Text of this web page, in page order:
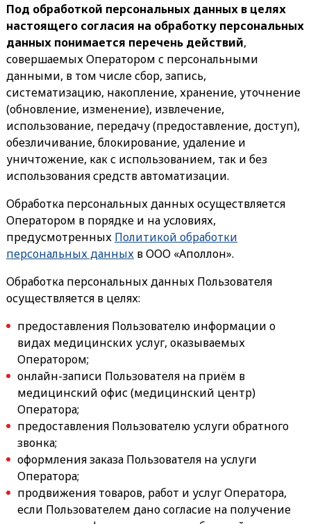
Под обработкой персональных данных в целях
настоящего согласия на обработку персональных
данных понимается перечень действий,
совершаемых Оператором с персональными
данными, в том числе сбор, запись,
систематизацию, накопление, хранение, уточнение
(обновление, изменение), извлечение,
использование, передачу (предоставление, доступ),
обезличивание, блокирование, удаление и
уничтожение, как с использованием, так и без
использования средств автоматизации.
Обработка персональных данных осуществляется
Оператором в порядке и на условиях,
предусмотренных Политикой обработки
персональных данныхв ООО «Аполлон».
Обработка персональных данных Пользователя
осуществляется в целях:
предоставления Пользователю информации о
видах медицинских услуг, оказываемых
Оператором;
онлайн-записи Пользователя на приём в
медицинский офис (медицинский центр)
Оператора;
предоставления Пользователю услуги обратного
звонка;
оформления заказа Пользователя на услуги
Оператора;
продвижения товаров, работ и услуг Оператора,
если Пользователем дано согласие на получение